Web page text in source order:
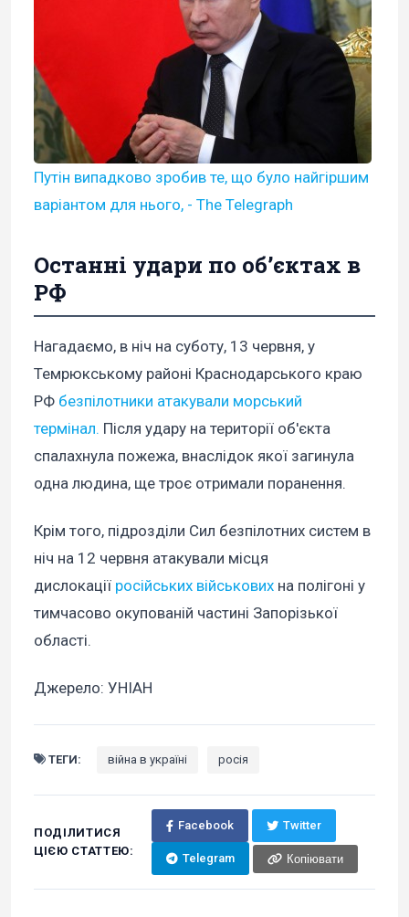
Путін випадково зробив те, що було найгіршим
варіантом для нього, - The Telegraph
Останні удари по обʼєктах в
РФ
Нагадаємо, в ніч на суботу, 13 червня, у
Темрюкському районі Краснодарського краю
РФ безпілотники атакували морський
термінал. Після удару на території об'єкта
спалахнула пожежа, внаслідок якої загинула
одна людина, ще троє отримали поранення.
Крім того, підрозділи Сил безпілотних систем в
ніч на 12 червня атакували місця
дислокації російських військових на полігоні у
тимчасово окупованій частині Запорізької
області.
Джерело: УНІАН
ТЕГИ: війна в україні росія
ПОДІЛИТИСЯ
ЦІЄЮ СТАТТЕЮ:
Facebook Twitter
Telegram Копіювати